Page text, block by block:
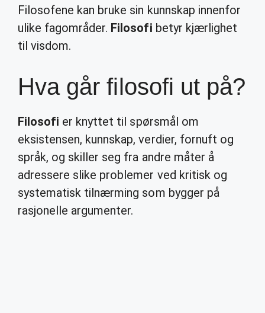
Filosofene kan bruke sin kunnskap innenfor
ulike fagområder. Filosofi betyr kjærlighet
til visdom.
Hva går filosofi ut på?
Filosofi er knyttet til spørsmål om
eksistensen, kunnskap, verdier, fornuft og
språk, og skiller seg fra andre måter å
adressere slike problemer ved kritisk og
systematisk tilnærming som bygger på
rasjonelle argumenter.